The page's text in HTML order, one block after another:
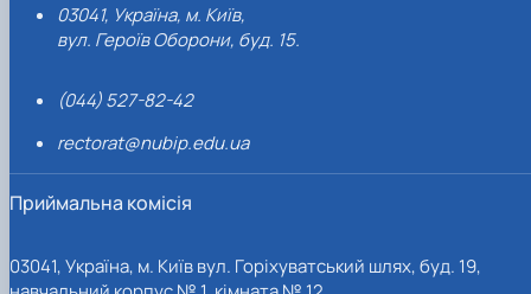
03041, Україна, м. Київ,
вул. Героїв Оборони, буд. 15.
(044) 527-82-42
rectorat@nubip.edu.ua
Приймальна комісія
03041, Україна, м. Київ вул. Горіхуватський шлях, буд. 19,